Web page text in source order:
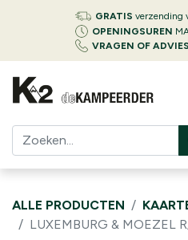
GRATIS verzending
OPENINGSUREN
VRAGEN OF
ALLE PRODUCTEN
LUXEMBURG & MOEZEL